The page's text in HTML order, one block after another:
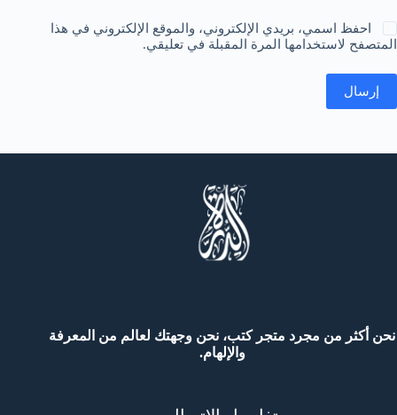
احفظ اسمي، بريدي الإلكتروني، والموقع الإلكتروني في هذا
المتصفح لاستخدامها المرة المقبلة في تعليقي.
إرسال
نحن أكثر من مجرد متجر كتب، نحن وجهتك لعالم من المعرفة
والإلهام.